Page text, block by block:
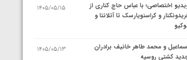
اختصاصی؛ با عباس حاج کناری از
و کراسنویارسک تا آتلانتا و
1405/05/15
و محمد طاهر خانیف برادران
کشتی روسیه
1405/05/13